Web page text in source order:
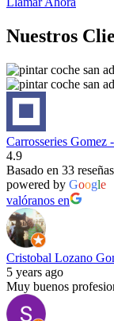
Nuestros
Carrosseries Gomez
4.9
Basado en 33
powered by Google
valóranos en
Cristobal Lozano
5 years ago
Muy buenos